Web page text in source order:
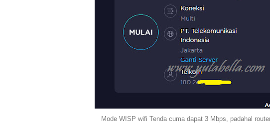
Mode WISP wifi Tenda cuma dapat 3 Mbps, padahal